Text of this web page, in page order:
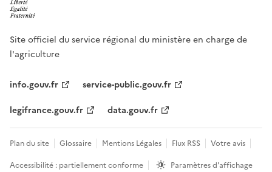
Site officiel du service régional du ministère en charge de
l'agriculture
info.gouv.fr
service-public.gouv.fr
legifrance.gouv.fr
data.gouv.fr
Plan du site Glossaire Mentions Légales Flux RSS
Votre avis
Accessibilité : partiellement conforme
Paramètres d'affichage